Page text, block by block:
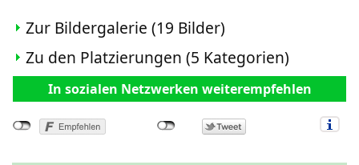
Zur Bildergalerie (19 Bilder)
Zu den Platzierungen (5 Kategorien)
In sozialen Netzwerken weiterempfehlen